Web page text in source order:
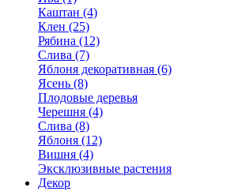
Каштан (4)
Клен (25)
Рябина (12)
Слива (7)
Яблоня декоративная (6)
Ясень (8)
Плодовые деревья
Черешня (4)
Слива (8)
Яблоня (12)
Вишня (4)
Эксклюзивные растения
Декор